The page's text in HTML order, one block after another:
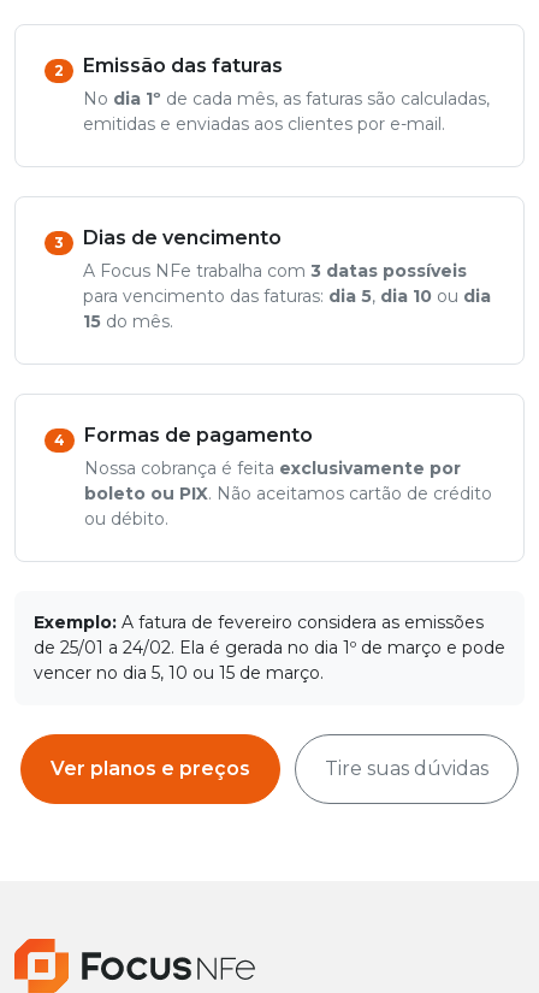
2 Emissão das faturas
No dia 1º de cada mês, as faturas são calculadas,
emitidas e enviadas aos clientes por e-mail.
3 Dias de vencimento
A Focus NFe trabalha com 3 datas possíveis
para vencimento das faturas: dia 5, dia 10 ou dia
15 do mês.
4 Formas de pagamento
Nossa cobrança é feita exclusivamente por
boleto ou PIX. Não aceitamos cartão de crédito
ou débito.
Exemplo: A fatura de fevereiro considera as emissões
de 25/01 a 24/02. Ela é gerada no dia 1º de março e pode
vencer no dia 5, 10 ou 15 de março.
Ver planos e preços Tire suas dúvidas